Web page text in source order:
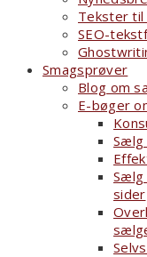
Tekster til
SEO-
Smagsprøver
Blog om
E-bøger
Sælg
Sælg
sider